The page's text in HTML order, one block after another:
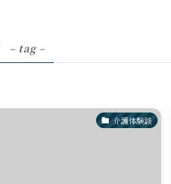
– tag –
介護体験談